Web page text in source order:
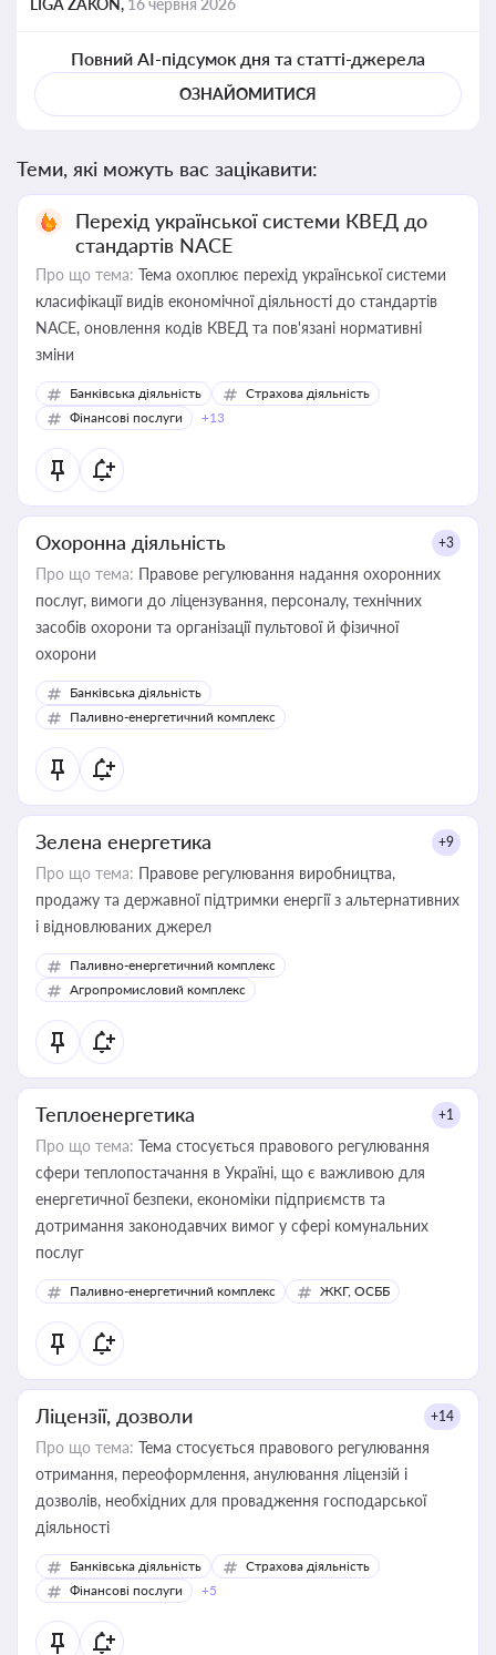
LIGA ZAKON, 16 червня 2026
Повний AI-підсумок дня та статті-джерела
ОЗНАЙОМИТИСЯ
Теми, які можуть вас зацікавити:
Перехід української системи КВЕД до
стандартів NACE
Про що тема: Тема охоплює перехід української системи
класифікації видів економічної діяльності до стандартів
NACE, оновлення кодів КВЕД та пов'язані нормативні
зміни
Банківська діяльність
Страхова діяльність
Фінансові послуги
+13
Охоронна діяльність +3
Про що тема: Правове регулювання надання охоронних
послуг, вимоги до ліцензування, персоналу, технічних
засобів охорони та організації пультової й фізичної
охорони
Банківська діяльність
Паливно-енергетичний комплекс
Зелена енергетика +9
Про що тема: Правове регулювання виробництва,
продажу та державної підтримки енергії з альтернативних
і відновлюваних джерел
Паливно-енергетичний комплекс
Агропромисловий комплекс
Теплоенергетика +1
Про що тема: Тема стосується правового регулювання
сфери теплопостачання в Україні, що є важливою для
енергетичної безпеки, економіки підприємств та
дотримання законодавчих вимог у сфері комунальних
послуг
Паливно-енергетичний комплекс ЖКГ, ОСББ
Ліцензії, дозволи +14
Про що тема: Тема стосується правового регулювання
отримання, переоформлення, анулювання ліцензій і
дозволів, необхідних для провадження господарської
діяльності
Банківська діяльність
Страхова діяльність
Фінансові послуги
+5